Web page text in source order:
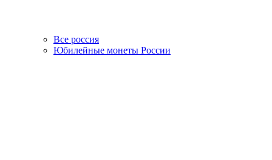
Все россия
Юбилейные монеты России